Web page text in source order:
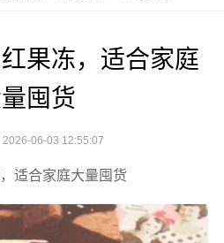
果冻，适合家庭
囤货
2026-06-03 12:55:07
适合家庭大量囤货